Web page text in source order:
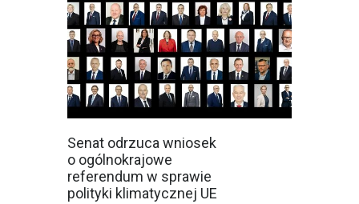
Senat odrzuca wniosek
o ogólnokrajowe
referendum w sprawie
polityki klimatycznej UE